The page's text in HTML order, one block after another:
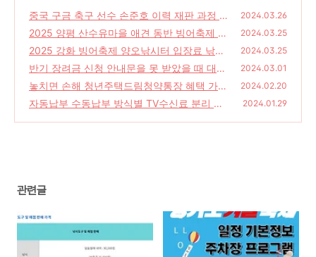
중국 구금 축구 선수 손준호 이력 재판 과정 가
족관계 10개월 만에 풀려나
(0)
2024.03.26
2025 양평 산수유마을 애견 동반 빙어축제 입
장료 향리낚시터 준비물
(0)
2024.03.25
2025 강화 빙어축제 양오낚시터 입장료 낚시
용품 행사내용 얼음낚시 인천
(0)
2024.03.25
반기 장려금 신청 안내문을 못 받았을 때 대처
방법 심사진행상황 기준시가 자동차 가액 확인
하기
(0)
2024.03.01
놓치면 손해 청년주택드림청약통장 혜택 가입
자격 및 조건 신청 방법
(1)
2024.02.20
자동납부 수동납부 방식별 TV수신료 분리 납
2024.01.29
관련글